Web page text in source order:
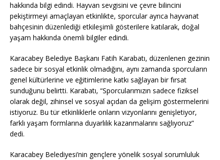
hakkında bilgi edindi. Hayvan sevgisini ve çevre bilincini
pekiştirmeyi amaçlayan etkinlikte, sporcular ayrıca hayvanat
bahçesinin düzenlediği etkileşimli gösterilere katılarak, doğal
yaşam hakkında önemli bilgiler edindi.
Karacabey Belediye Başkanı Fatih Karabatı, düzenlenen gezinin
sadece bir sosyal etkinlik olmadığını, aynı zamanda sporcuların
genel kültürlerine ve eğitimlerine katkı sağlayan bir fırsat
sunduğunu belirtti. Karabatı, “Sporcularımızın sadece fiziksel
olarak değil, zihinsel ve sosyal açıdan da gelişim göstermelerini
istiyoruz. Bu tür etkinliklerle onların vizyonlarını genişletiyor,
farklı yaşam formlarına duyarlılık kazanmalarını sağlıyoruz”
dedi.
Karacabey Belediyesi’nin gençlere yönelik sosyal sorumluluk